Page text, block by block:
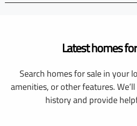
Latest homes
Search homes for sale in your
amenities, or other features.
history and provide